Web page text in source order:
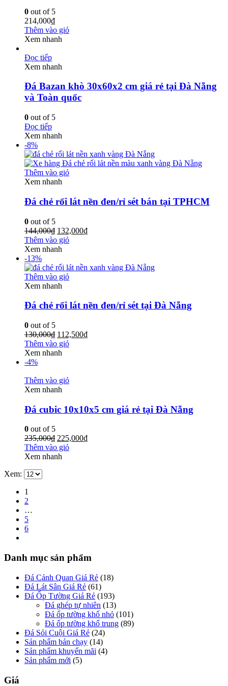
0 out of 5
214,000₫
Thêm vào giỏ
Xem nhanh
Đọc tiếp
Xem nhanh
Đá Bazan khò 30x60x2 cm giá rẻ tại Đà Nẵng
và Toàn quốc
0 out of 5
Đọc tiếp
Xem nhanh
-8%
Thêm vào giỏ
Xem nhanh
Đá chẻ rối lát nền đen/rỉ sét bán tại TPHCM
0 out of 5
144,000₫ 132,000₫
Thêm vào giỏ
Xem nhanh
-13%
Thêm vào giỏ
Xem nhanh
Đá chẻ rối lát nền đen/rỉ sét tại Đà Nẵng
0 out of 5
130,000₫ 112,500₫
Thêm vào giỏ
Xem nhanh
-4%
Thêm vào giỏ
Xem nhanh
Đá cubic 10x10x5 cm giá rẻ tại Đà Nẵng
0 out of 5
235,000₫ 225,000₫
Thêm vào giỏ
Xem nhanh
Xem:
1
2
…
5
6
Danh mục sản phẩm
Đá Cảnh Quan Giá Rẻ (18)
Đá Lát Sân Giá Rẻ (61)
Đá Ốp Tường Giá Rẻ (193)
Đá ghép tự nhiên (13)
Đá ốp tường khổ nhỏ (101)
Đá ốp tường khổ trung (89)
Đá Sỏi Cuội Giá Rẻ (24)
Sản phẩm bán chạy (14)
Sản phẩm khuyến mãi (4)
Sản phẩm mới (5)
Giá